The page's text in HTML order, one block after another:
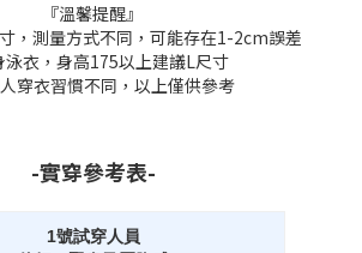
『溫馨提醒』
，測量方式不同，可能存在1-2cm誤差
泳衣，身高175以上建議L尺寸
穿衣習慣不同，以上僅供參考
-實穿參考表-
1號試穿人員